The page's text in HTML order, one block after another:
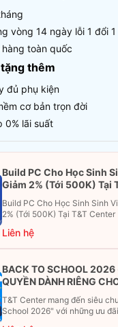
vòng 14 ngày lỗi 1 đổi 1
toàn quốc
thêm
đủ phụ kiện
cơ bản trọn đời
0% lãi suất
Build PC Cho Học Sinh
Giảm 2% (Tới 500K) Tại
Build PC Cho Học Sinh Sinh
2% (Tới 500K) Tại T&T Center
Liên hệ
BACK TO SCHOOL
QUYỀN DÀNH RIÊNG
T&T Center mang đến siêu
School 2026" với những ưu
một không hai". Đừng để